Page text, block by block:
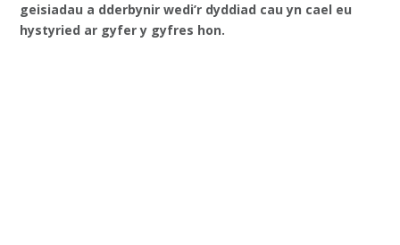
geisiadau a dderbynir wedi’r dyddiad cau yn cael eu
hystyried ar gyfer y gyfres hon.